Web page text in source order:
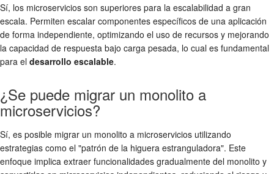
Sí, los microservicios son superiores para la escalabilidad a gran
escala. Permiten escalar componentes específicos de una aplicación
de forma independiente, optimizando el uso de recursos y mejorando
la capacidad de respuesta bajo carga pesada, lo cual es fundamental
para el desarrollo escalable.
¿Se puede migrar un monolito a
microservicios?
Sí, es posible migrar un monolito a microservicios utilizando
estrategias como el "patrón de la higuera estranguladora". Este
enfoque implica extraer funcionalidades gradualmente del monolito y